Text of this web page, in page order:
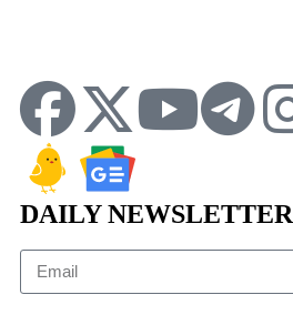
DAILY NEWSLETTER